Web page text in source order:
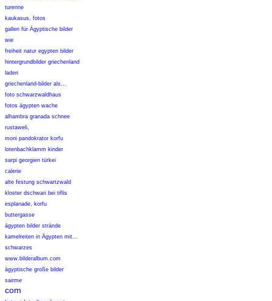
turenne
kaukasus, fotos
galleri für Ägyptische bilder
wie
freiheit natur egypten bilder
hintergrundbilder griechenland
laden
griechenland-bilder als...
foto schwarzwaldhaus
fotos ägypten wache
alhambra granada schnee
rustaweli,
moni pandokrator korfu
lotenbachklamm kinder
sarpi georgien türkei
calerie
alte festung schwartzwald
kloster dschwari bei tiflis
esplanade, korfu
buttergasse
ägypten bilder strände
kamelreiten in Ägypten mit...
schwarzes
www.bilderalbum.com
ägyptische große bilder
sairme
com